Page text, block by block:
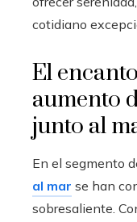
cotidiano
El
aumento
junto al
En el segmento
al mar se han
sobresaliente.